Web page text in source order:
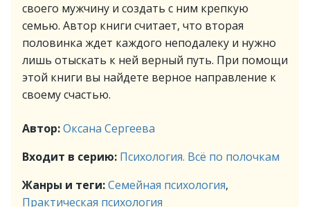
своего мужчину и создать с ним крепкую
семью. Автор книги считает, что вторая
половинка ждет каждого неподалеку и нужно
лишь отыскать к ней верный путь. При помощи
этой книги вы найдете верное направление к
своему счастью.
Автор:Оксана Сергеева
Входит в серию: Психология. Всё по полочкам
Жанры и теги:Семейная психология,
Практическая психология